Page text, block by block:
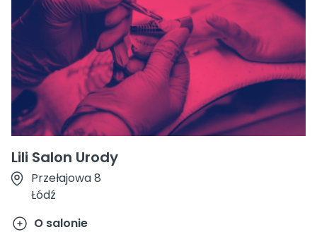
Lili Salon Urody
Przełajowa 8
Łódź
O salonie